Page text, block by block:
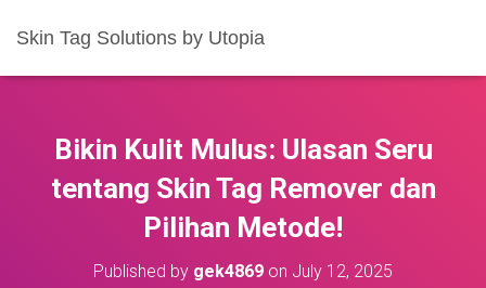
Skin Tag Solutions by Utopia
Bikin Kulit Mulus: Ulasan Seru
tentang Skin Tag Remover dan
Pilihan Metode!
Published by gek4869 on July 12, 2025